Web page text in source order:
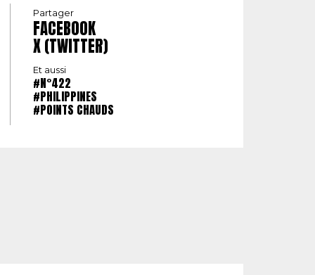
Partager
FACEBOOK
X (TWITTER)
Et aussi
#N°422
#PHILIPPINES
#POINTS CHAUDS